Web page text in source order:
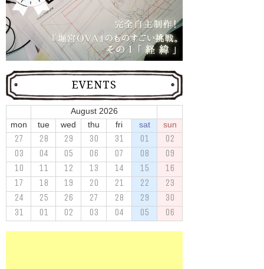
EVENTS
August 2026
mon
tue wed thu fri sat sun
27 28 29 30 31 01
02
03
04 05 06 07 08
09
10
11 12 13 14 15
16
17
18 19 20 21 22
23
24
25 26 27 28 29
30
31
01 02 03 04 05 06